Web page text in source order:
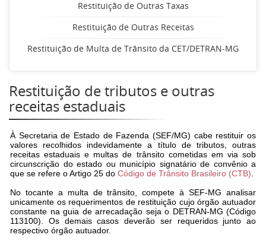
Restituição de Outras Taxas
Restituição de Outras Receitas
Restituição de Multa de Trânsito da CET/DETRAN-MG
Restituição de tributos e outras
receitas estaduais
À Secretaria de Estado de Fazenda (SEF/MG) cabe restituir os
valores recolhidos indevidamente a título de tributos, outras
receitas estaduais e multas de trânsito cometidas em via sob
circunscrição do estado ou município signatário de convênio a
que se refere o Artigo 25 do Código de Trânsito Brasileiro (CTB)
No tocante a multa de trânsito, compete à SEF-MG analisar
unicamente os requerimentos de restituição cujo órgão autuador
constante na guia de arrecadação seja o DETRAN-MG (Código
113100). Os demais casos deverão ser requeridos junto ao
respectivo órgão autuador.